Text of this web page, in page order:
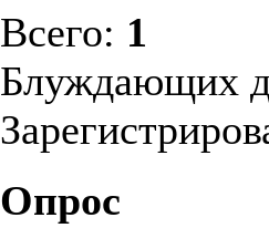
Всего: 1
Блуждающих
Опрос